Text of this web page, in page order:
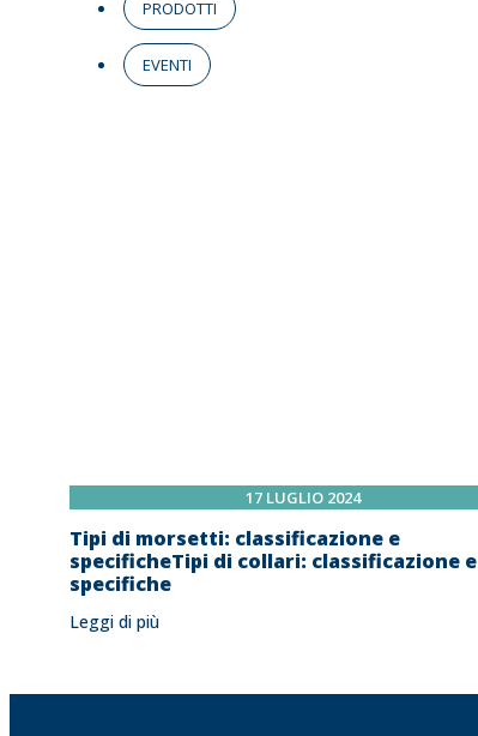
PRODOTTI
EVENTI
17 LUGLIO 2024
Tipi di morsetti: classificazione e
specificheTipi di collari: classificazione e
specifiche
Leggi di più